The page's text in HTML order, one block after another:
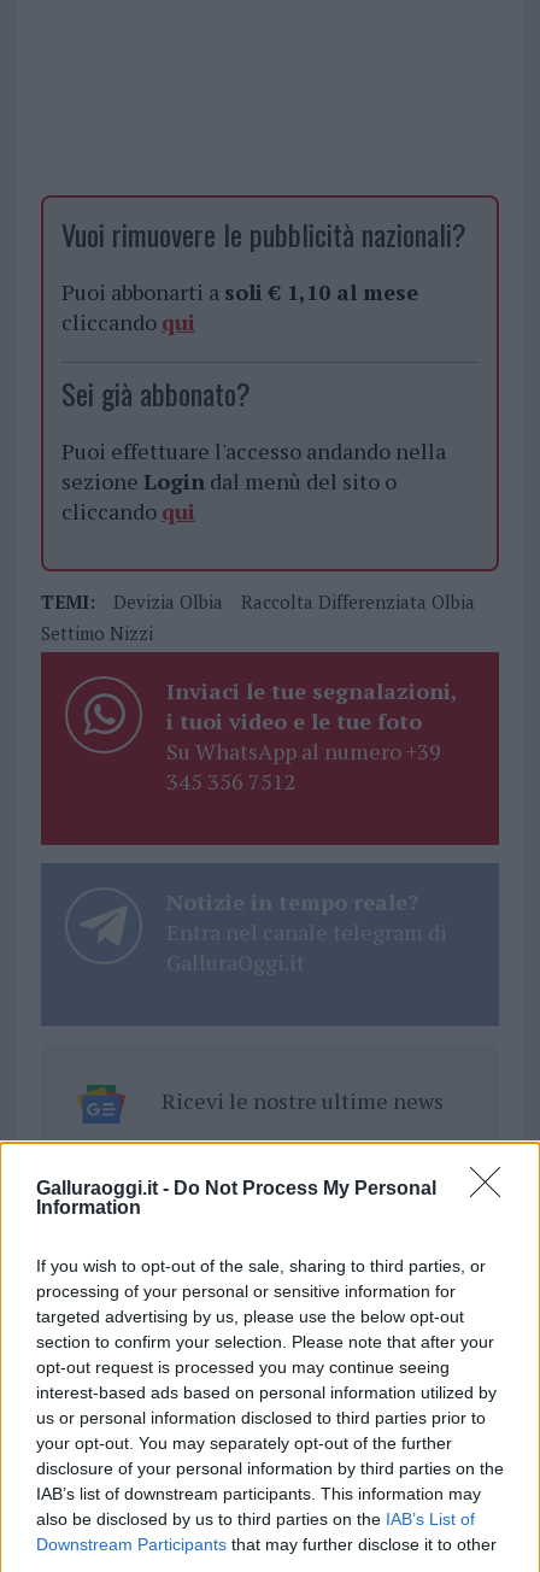
Galluraoggi.it - Do Not Process My Personal
Information
If you wish to opt-out of the sale, sharing to third parties, or
processing of your personal or sensitive information for
targeted advertising by us, please use the below opt-out
section to confirm your selection. Please note that after your
opt-out request is processed you may continue seeing
interest-based ads based on personal information utilized by
us or personal information disclosed to third parties prior to
your opt-out. You may separately opt-out of the further
disclosure of your personal information by third parties on the
IAB’s list of downstream participants. This information may
also be disclosed by us to third parties on the IAB’s List of
Downstream Participants that may further disclose it to other
Vuoi rimuovere le pubblicità nazionali?
Puoi abbonarti a soli € 1,10 al mese
cliccando qui
Sei già abbonato?
Puoi effettuare l'accesso andando nella
sezione Login dal menù del sito o
cliccando qui
TEMI: Devizia Olbia
Raccolta Differenziata Olbia
Settimo Nizzi
Inviaci le tue segnalazioni,
i tuoi video e le tue foto
Su WhatsApp al numero +39
345 356 7512
Notizie in tempo reale?
Entra nel canale telegram di
GalluraOggi.it
Ricevi le nostre ultime news
Condividi l'articolo
F
a
ce
b
o
o
k
T
w
it
te
r
Pi
n
te
re
st
W
h
at
s
A
p
p
S
h
a
re
Articolo precedente
Prossimo articolo
NOTIZIE RECENTI